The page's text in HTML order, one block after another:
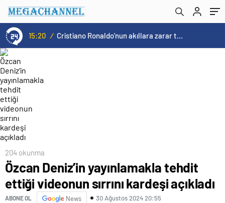
15:20 / Cristiano Ronaldo’nun akıllara zarar tüm kariyerinin istatistiğini çıkardık !
204 okunma
Özcan Deniz’in yayınlamakla tehdit
ettiği videonun sırrını kardeşi açıkladı
ABONE OL News 30 Ağustos 2024 20:55